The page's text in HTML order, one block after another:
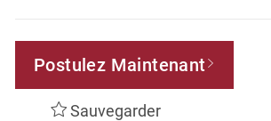
Postulez Maintenant
Sauvegarder